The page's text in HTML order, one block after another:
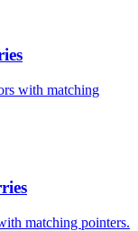
with matching
matching pointers.